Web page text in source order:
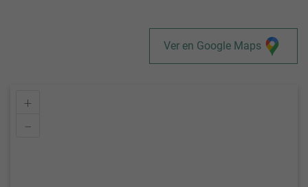
Ver en Google Maps
+
–